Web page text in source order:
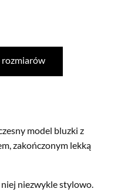
rozmiarów
model bluzki z
zakończonym lekką
niej niezwykle stylowo.